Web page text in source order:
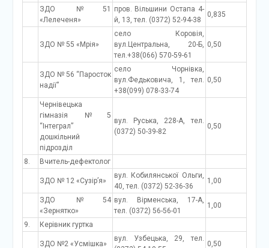
ЗДО №51
«Лелеченя»
пров. Вільшини Остапа 4-
й, 13, тел. (0372) 52-94-38
0,835
ЗДО № 55 «Мрія»
село Коровія,
вул.Центральна, 20-Б,
тел.+38(066) 570-59-61
0,50
ЗДО № 56 “Паросток
надії”
село Чорнівка,
вул.Федьковича, 1, тел.
+38(099) 078-33-74
0,50
Чернівецька
гімназія №5
“Інтеграл”
дошкільний
підрозділ
вул. Руська, 228-А, тел.
(0372) 50-39-82
0,50
8. Вчитель-дефектолог
ЗДО № 12 «Сузір’я»
вул. Кобилянської Ольги,
40, тел. (0372) 52-36-36
1,00
ЗДО №54
«Зернятко»
вул. Вірменська, 17-А,
тел. (0372) 56-56-01
1,00
9. Керівник гуртка
ЗДО №2 «Усмішка»
вул. Узбецька, 29, тел.
0,50